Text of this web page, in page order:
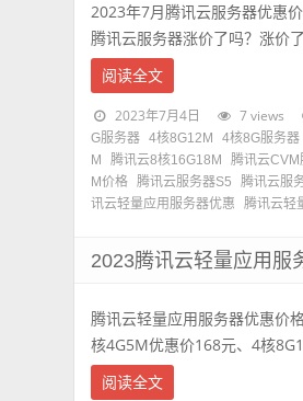
2023年7月腾讯云服务器优惠
腾讯云服务器涨价了吗？涨价
阅读全文
2023年7月4日 7 views
G服务器 4核8G12M 4核8G服务器
M
腾讯云8核16G18M 腾讯云CVM
M价格 腾讯云服务器S5 腾讯云服
讯云轻量应用服务器优惠
腾讯云轻
2023腾讯云轻量应用服
腾讯云轻量应用服务器优惠价
核4G5M优惠价168元、4核
阅读全文